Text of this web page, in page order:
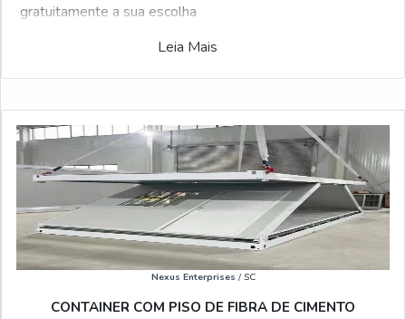
gratuitamente a sua escolha
Aluguel de Container
Leia Mais
Nexus Enterprises / SC
CONTAINER COM PISO DE FIBRA DE CIMENTO